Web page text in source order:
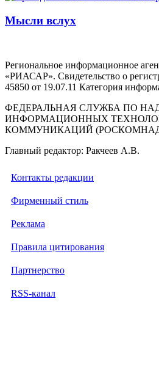
Мысли вслух
Региональное информационное
«РИАСАР». Свидетельство о
45850 от 19.07.11 Категория
ФЕДЕРАЛЬНАЯ СЛУЖБА ПО
ИНФОРМАЦИОННЫХ
КОММУНИКАЦИЙ
Главный редактор: Ракчеев А.В.
Контакты редакции
Фирменный стиль
Реклама
Правила цитирования
Партнерство
RSS-канал